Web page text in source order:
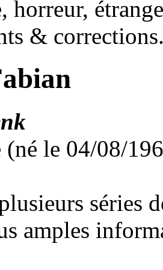
horreur,
&
le 04/08/
séries
amples